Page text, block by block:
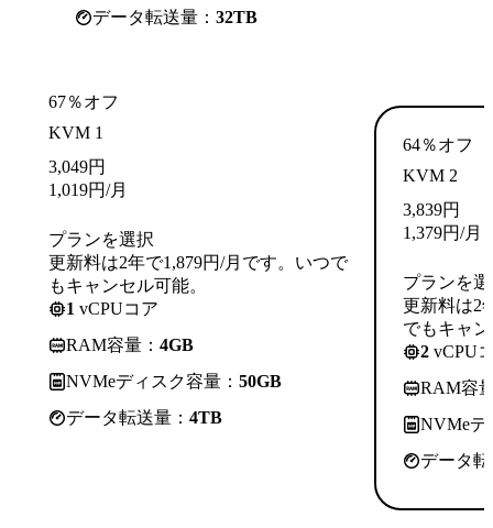
データ転送量： 32TB
67％オフ
KVM 1
3,049円
1,019円/月
プランを選択
更新料は2年で1,879円/月です。いつで
もキャンセル可能。
1 vCPUコア
RAM容量： 4GB
NVMeディスク容量： 50GB
データ転送量： 4TB
64％オフ
KVM 2
3,839円
1,379円/月
プランを
更新料は2
でもキャ
2 vCPU
RAM容
NVMeデ
データ